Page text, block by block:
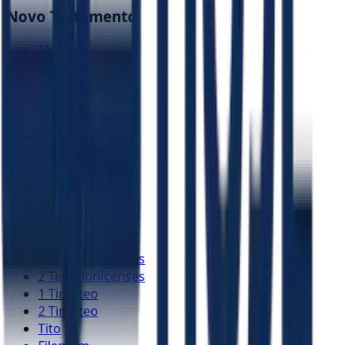
Novo Testamento
Mateus
1 Tessalonicenses
2 Tessalonicenses
1 Timóteo
2 Timóteo
Tito